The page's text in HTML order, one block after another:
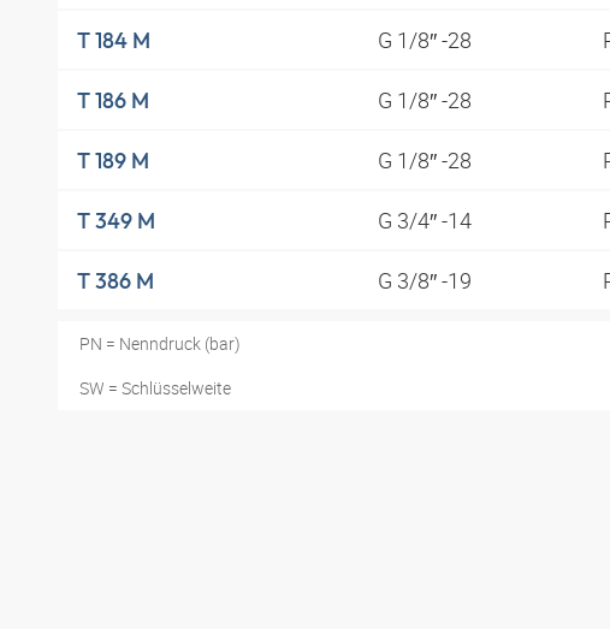
T 184 M G 1/8″ -28
T 186 M G 1/8″ -28
T 189 M G 1/8″ -28
T 349 M G 3/4″ -14
T 386 M G 3/8″ -19
PN = Nenndruck (bar)
SW = Schlüsselweite